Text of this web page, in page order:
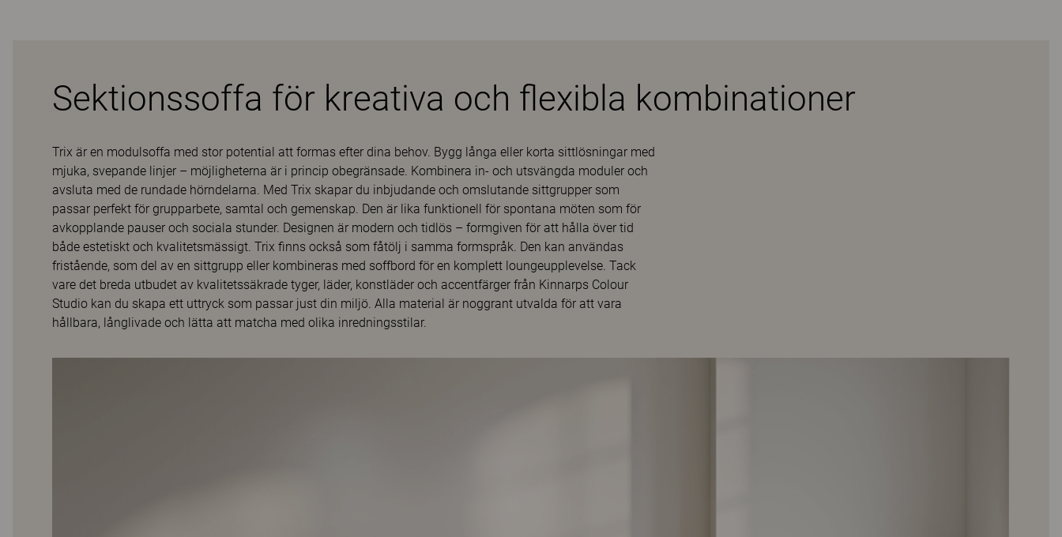
Sektionssoffa för kreativa och flexibla kombinationer
Trix är en modulsoffa med stor potential att formas efter dina behov. Bygg långa eller korta sittlösningar med
mjuka, svepande linjer – möjligheterna är i princip obegränsade. Kombinera in- och utsvängda moduler och
avsluta med de rundade hörndelarna. Med Trix skapar du inbjudande och omslutande sittgrupper som
passar perfekt för grupparbete, samtal och gemenskap. Den är lika funktionell för spontana möten som för
avkopplande pauser och sociala stunder. Designen är modern och tidlös – formgiven för att hålla över tid
både estetiskt och kvalitetsmässigt. Trix finns också som fåtölj i samma formspråk. Den kan användas
fristående, som del av en sittgrupp eller kombineras med soffbord för en komplett loungeupplevelse. Tack
vare det breda utbudet av kvalitetssäkrade tyger, läder, konstläder och accentfärger från Kinnarps Colour
Studio kan du skapa ett uttryck som passar just din miljö. Alla material är noggrant utvalda för att vara
hållbara, långlivade och lätta att matcha med olika inredningsstilar.